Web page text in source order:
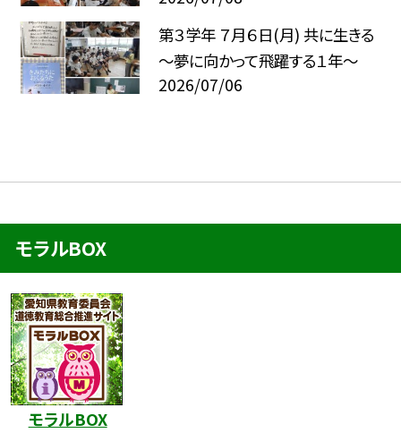
第３学年 ７月６日(月) 共に生きる
～夢に向かって飛躍する１年～
2026/07/06
モラルBOX
モラルBOX